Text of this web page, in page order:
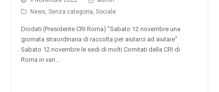
News, Senza categoria, Sociale
Diodati (Presidente CRI Roma) "Sabato 12 novembre una
giornata straordinaria di raccolta per aiutarci ad aiutare"
Sabato 12 novembre le sedi di molti Comitati della CRI di
Roma in vari…